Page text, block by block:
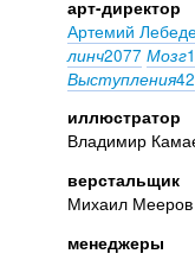
арт-директор
Артемий
линч2077 Мозг
Выступления42
иллюстратор
Владимир
верстальщик
Михаил Мееров
менеджеры